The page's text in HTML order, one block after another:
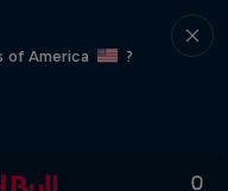
of America
?